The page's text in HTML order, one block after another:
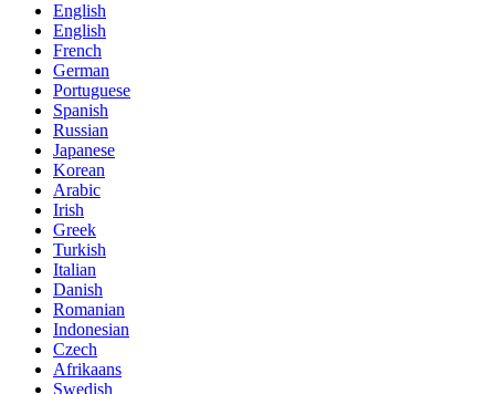
English
English
French
German
Portuguese
Spanish
Russian
Japanese
Korean
Arabic
Irish
Greek
Turkish
Italian
Danish
Romanian
Indonesian
Czech
Afrikaans
Swedish